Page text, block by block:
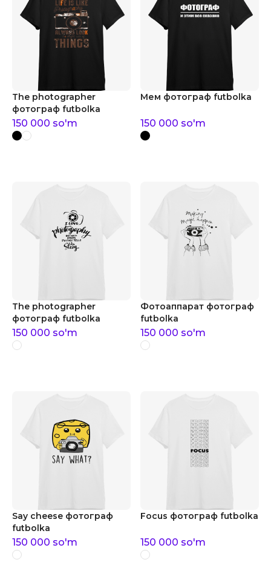
The photographer
фотограф futbolka
150 000 so'm
Мем фотограф futbolka
150 000 so'm
The photographer
фотограф futbolka
150 000 so'm
Фотоаппарат фотограф
futbolka
150 000 so'm
Say cheese фотограф
futbolka
150 000 so'm
Focus фотограф futbolka
150 000 so'm